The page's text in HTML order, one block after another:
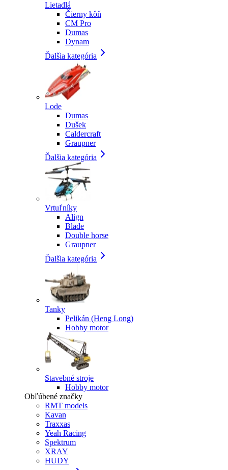
Lietadlá
Čierny kôň
CM Pro
Dumas
Dynam
Ďalšia kategória
Lode
Dumas
Dušek
Caldercraft
Graupner
Ďalšia kategória
Vrtuľníky
Align
Blade
Double horse
Graupner
Ďalšia kategória
Tanky
Pelikán (Heng Long)
Hobby motor
Stavebné stroje
Hobby motor
Obľúbené značky
RMT models
Kavan
Traxxas
Yeah Racing
Spektrum
XRAY
HUDY